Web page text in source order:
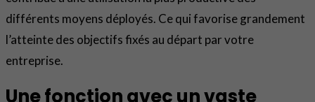
différents moyens déployés. Ce qui favorise grandement
l’atteinte des objectifs fixés au départ par votre
entreprise.
Une fonction avec un vaste